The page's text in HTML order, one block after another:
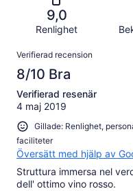
recensioner
recensioner
recensioner
betyg.
av
recensioner
9,0
Renlighet
Recensioner
Verifierad recension
8/10 Bra
Verifierad resenär
4 maj 2019
Gillade: Renlighet,
faciliteter
Översätt med hjälp av
Struttura immersa nel
dell' ottimo vino rosso.